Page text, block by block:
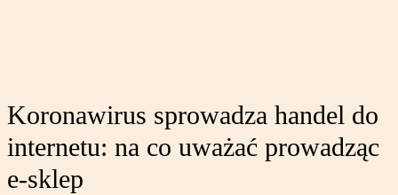
Koronawirus sprowadza handel do
internetu: na co uważać prowadząc
e-sklep